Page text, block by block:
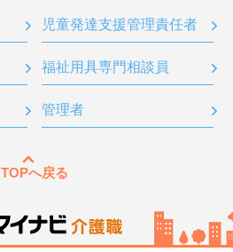
児童発達支援管理責任者
福祉用具専門相談員
管理者
TOPへ戻る